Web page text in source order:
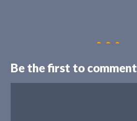
Be the first to comment